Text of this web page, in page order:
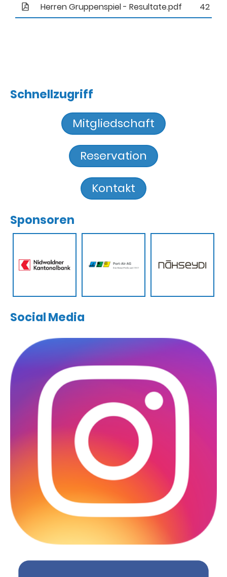
Herren Gruppenspiel - Resultate.pdf 42 KB
Schnellzugriff
Mitgliedschaft
Reservation
Kontakt
Sponsoren
Social Media